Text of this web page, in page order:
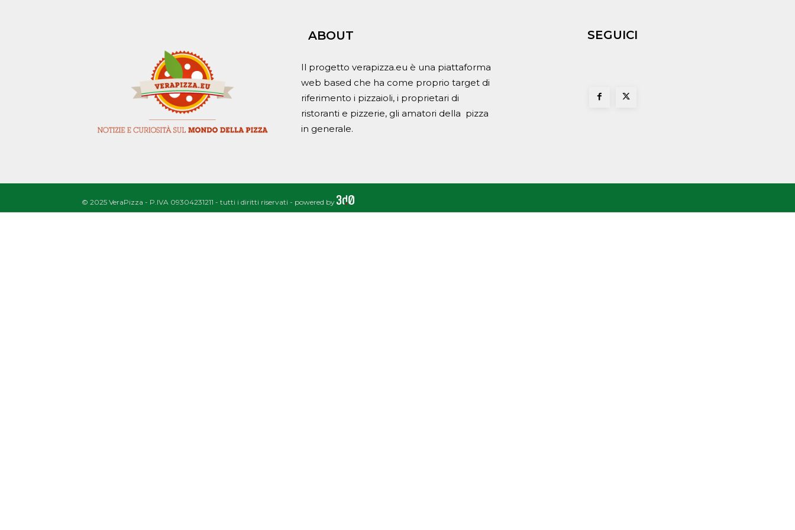
ABOUT
Il progetto verapizza.eu è una piattaforma
web based che ha come proprio target di
riferimento i pizzaioli, i proprietari di
ristoranti e pizzerie, gli amatori della pizza
in generale.
SEGUICI
© 2025 VeraPizza - P.IVA 09304231211 - tutti i diritti riservati - powered by